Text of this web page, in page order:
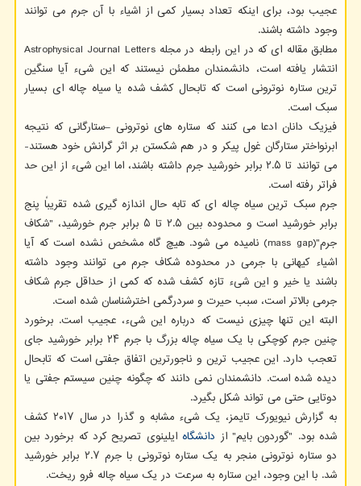
عجیب بود، برای اینکه تعداد بسیار کمی از اشیاء با آن جرم می توانند
وجود داشته باشند.
مطابق مقاله ای که در این رابطه در مجله Astrophysical Journal Letters
انتشار یافته است، دانشمندان مطمئن نیستند که این شیء آیا سنگین
ترین ستاره نوترونی است که تابحال کشف شده یا سیاه چاله ای بسیار
سبک است.
فیزیک دانان ادعا می کنند که ستاره های نوترونی –ستارگانی که نتیجه
ابرنواختر ستارگان غول پیکر و در هم شکستن بر اثر گرانش خود هستند-
می توانند تا ۲.۵ برابر خورشید جرم داشته باشند، اما این شیء از این حد
فراتر رفته است.
جرم سبک ترین سیاه چاله ای که تابه حال اندازه گیری شده تقریباً پنج
برابر خورشید است و محدوده بین ۲.۵ تا ۵ برابر جرم خورشید، "شکاف
جرم"(mass gap) نامیده می شود. هیچ گاه مشخص نشده است که آیا
اشیاء کیهانی با جرمی در محدوده شکاف جرم می توانند وجود داشته
باشند یا خیر و این شیء تازه کشف شده که کمی از حداقل جرم شکاف
جرمی بالاتر است، سبب حیرت و سردرگمی اخترشناسان شده است.
البته این تنها چیزی نیست که درباره این شیء، عجیب است. برخورد
چنین جرم کوچکی با یک سیاه چاله بزرگ با جرم ۲۴ برابر خورشید جای
تعجب دارد. این عجیب ترین و ناجورترین اتفاق جفتی است که تابحال
دیده شده است. دانشمندان نمی دانند که چگونه چنین سیستم جفتی یا
دوتایی حتی می تواند شکل بگیرد.
به گزارش نیویورک تایمز، یک شیء مشابه و گذرا در سال ۲۰۱۷ کشف
شده بود. "گوردون بایم" از دانشگاه ایلینوی تصریح کرد که برخورد بین
دو ستاره نوترونی منجر به یک ستاره نوترونی با جرم ۲.۷ برابر خورشید
شد. با این وجود، این ستاره به سرعت در یک سیاه چاله فرو ریخت.